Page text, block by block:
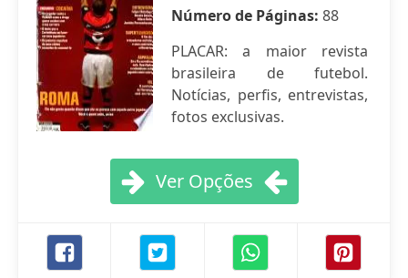
Número de Páginas: 88
PLACAR: a maior revista
brasileira de futebol.
Notícias, perfis, entrevistas,
fotos exclusivas.
Ver Opções